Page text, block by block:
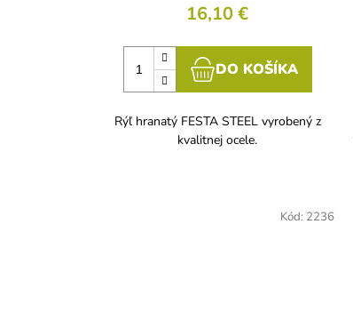
16,10 €
DO KOŠÍKA
Rýľ hranatý FESTA STEEL vyrobený z
kvalitnej ocele.
Kód: 2236